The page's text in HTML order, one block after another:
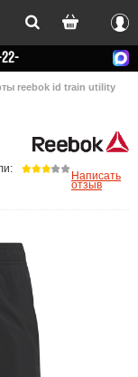
Вход
reebok id train utility
Написать
отзыв